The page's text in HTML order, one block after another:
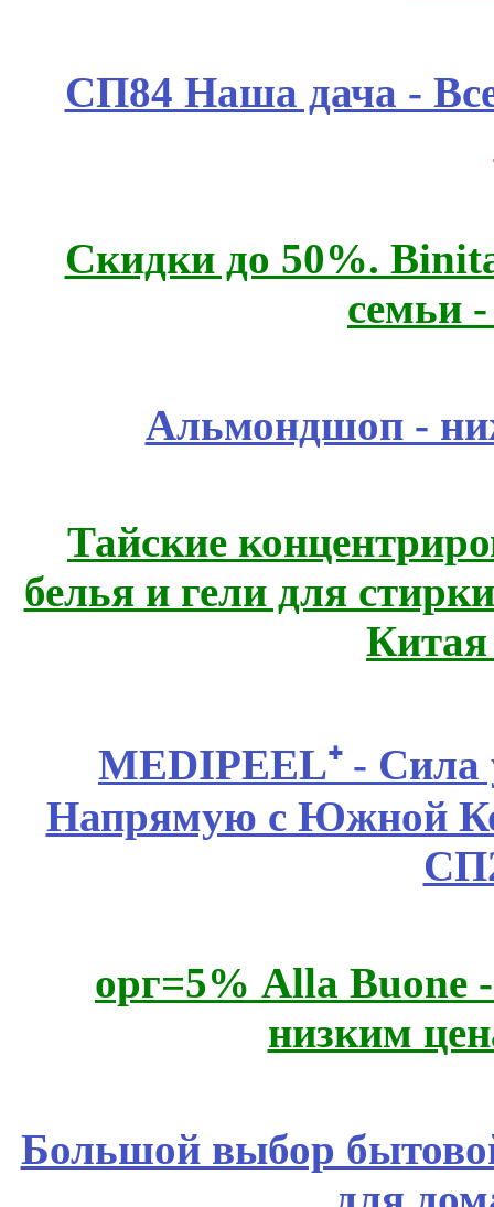
СП84 Наша дача -
Скидки до 50%.
семьи
Альмондшоп -
Тайские
белья и гели для
MEDIPEEL⁺ - Сила
Напрямую с Южной
орг=5% Alla Buone
низким
Большой выбор